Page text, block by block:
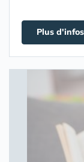
Plus d'infos